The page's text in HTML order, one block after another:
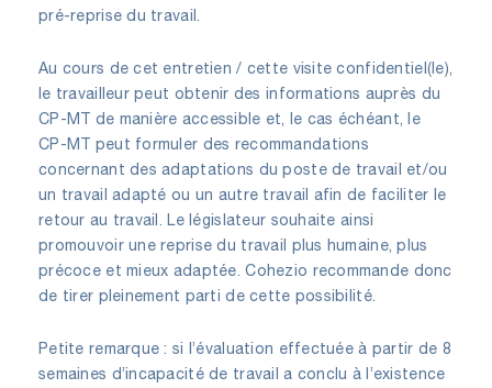
pré-reprise du travail.
Au cours de cet entretien / cette visite confidentiel(le),
le travailleur peut obtenir des informations auprès du
CP-MT de manière accessible et, le cas échéant, le
CP-MT peut formuler des recommandations
concernant des adaptations du poste de travail et/ou
un travail adapté ou un autre travail afin de faciliter le
retour au travail. Le législateur souhaite ainsi
promouvoir une reprise du travail plus humaine, plus
précoce et mieux adaptée. Cohezio recommande donc
de tirer pleinement parti de cette possibilité.
Petite remarque : si l’évaluation effectuée à partir de 8
semaines d’incapacité de travail a conclu à l’existence